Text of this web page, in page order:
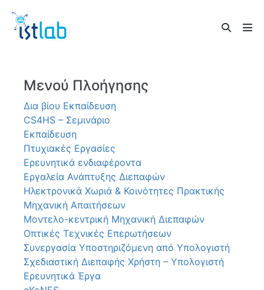
content
Search
Μενού Πλοήγησης
Δια βίου Εκπαίδευση
CS4HS – Σεμινάριο
Εκπαίδευση
Πτυχιακές Εργασίες
Ερευνητικά ενδιαφέροντα
Εργαλεία Ανάπτυξης Διεπαφών
Ηλεκτρονικά Χωριά & Κοινότητες Πρακτικής
Μηχανική Απαιτήσεων
Μοντελο-κεντρική Μηχανική Διεπαφών
Οπτικές Τεχνικές Επερωτήσεων
Συνεργασία Υποστηριζόμενη από Υπολογιστή
Σχεδιαστική Διεπαφής Χρήστη – Υπολογιστή
Ερευνητικά Έργα